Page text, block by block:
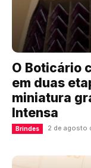
O Boticário
em duas
miniatura
Intensa
Brindes 2 de agosto